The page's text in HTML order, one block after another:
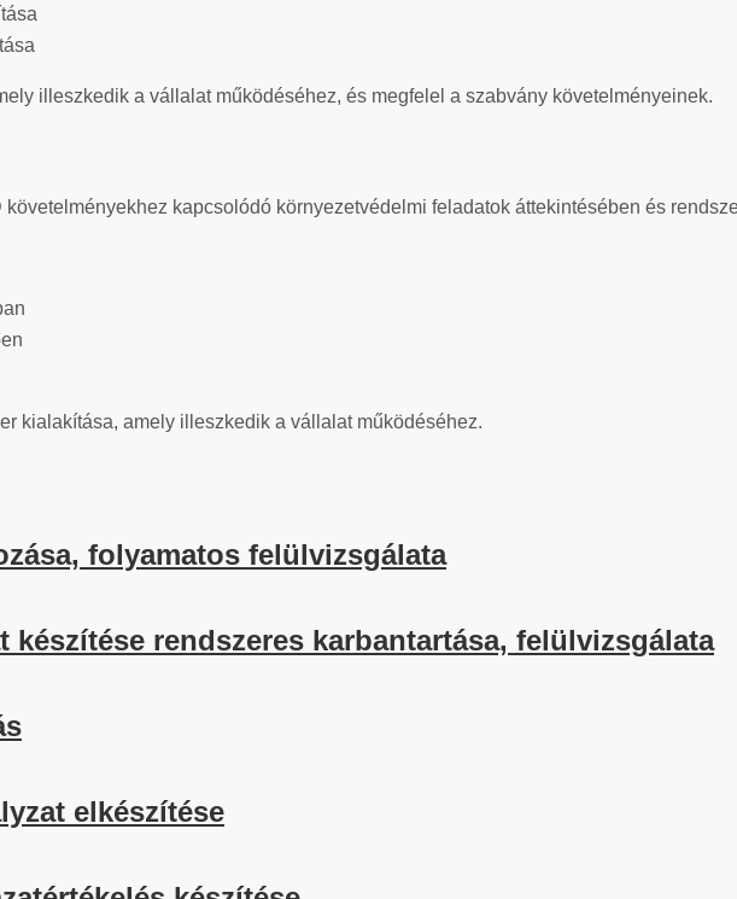
illeszkedik a vállalat működéséhez, és megfelel a szabvány követelményeinek.
kapcsolódó környezetvédelmi feladatok áttekintésében és
kialakítása, amely illeszkedik a vállalat működéséhez.
folyamatos felülvizsgálata
készítése rendszeres karbantartása, felülvizsgálata
elkészítése